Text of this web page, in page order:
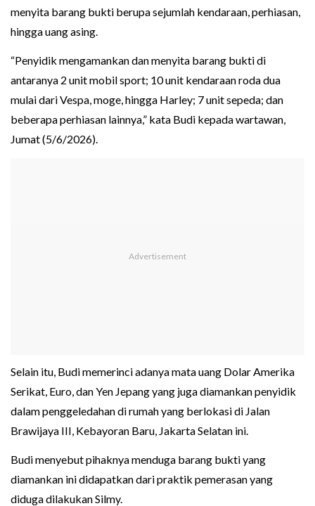
menyita barang bukti berupa sejumlah kendaraan, perhiasan,
hingga uang asing.
“Penyidik mengamankan dan menyita barang bukti di
antaranya 2 unit mobil sport; 10 unit kendaraan roda dua
mulai dari Vespa, moge, hingga Harley; 7 unit sepeda; dan
beberapa perhiasan lainnya,” kata Budi kepada wartawan,
Jumat (5/6/2026).
Selain itu, Budi memerinci adanya mata uang Dolar Amerika
Serikat, Euro, dan Yen Jepang yang juga diamankan penyidik
dalam penggeledahan di rumah yang berlokasi di Jalan
Brawijaya III, Kebayoran Baru, Jakarta Selatan ini.
Budi menyebut pihaknya menduga barang bukti yang
diamankan ini didapatkan dari praktik pemerasan yang
diduga dilakukan Silmy.